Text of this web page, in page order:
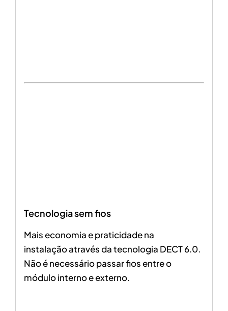
Tecnologia sem fios
Maiseconomia e praticidade na
instalaçãoatravés da tecnologia DECT 6.0.
Não é necessário passar fios entre o
módulo interno e externo.